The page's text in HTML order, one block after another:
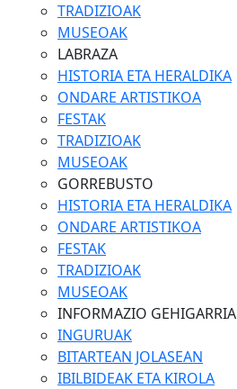
TRADIZIOAK
MUSEOAK
LABRAZA
HISTORIA ETA HERALDIKA
ONDARE ARTISTIKOA
FESTAK
TRADIZIOAK
MUSEOAK
GORREBUSTO
HISTORIA ETA HERALDIKA
ONDARE ARTISTIKOA
FESTAK
TRADIZIOAK
MUSEOAK
INFORMAZIO GEHIGARRIA
INGURUAK
BITARTEAN JOLASEAN
IBILBIDEAK ETA KIROLA